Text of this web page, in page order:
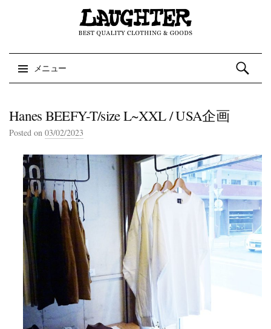
メニュー
検索:
Hanes BEEFY-T/size L~XXL / USA企画
Posted on 03/02/2023